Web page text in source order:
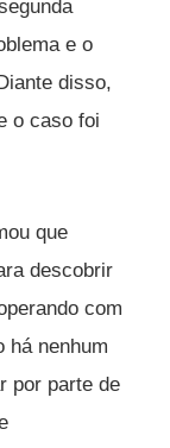
e o
disso,
o caso foi
que
descobrir
com
há nenhum
por parte de